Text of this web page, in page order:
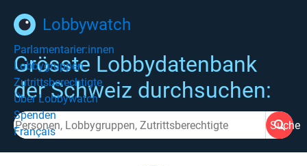
Lobbywatch
Parlamentarier:innen
Lobbygruppen
Zutrittsberechtigte
Über Lobbywatch
Spenden
Français
Grösste Lobbydatenbank
der Schweiz durchsuchen:
Suche